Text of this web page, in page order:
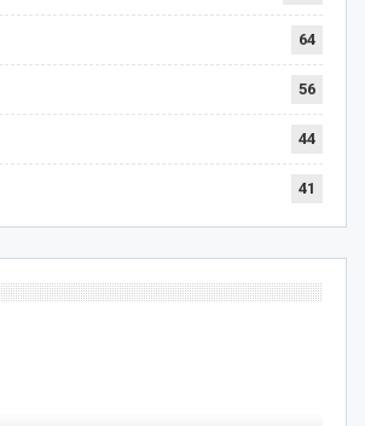
64
56
44
41